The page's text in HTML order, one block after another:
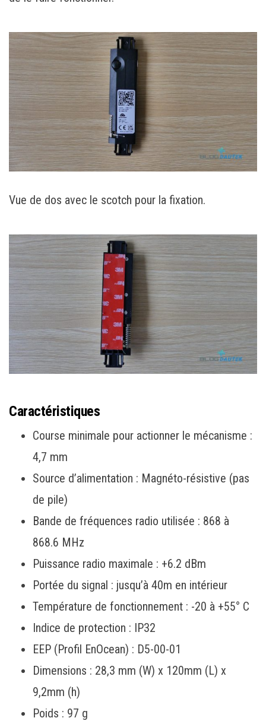
Vue de dos avec le scotch pour la fixation.
Caractéristiques
Course minimale pour actionner le mécanisme :
4,7 mm
Source d’alimentation : Magnéto-résistive (pas
de pile)
Bande de fréquences radio utilisée : 868 à
868.6 MHz
Puissance radio maximale : +6.2 dBm
Portée du signal : jusqu’à 40m en intérieur
Température de fonctionnement : -20 à +55° C
Indice de protection : IP32
EEP (Profil EnOcean) : D5-00-01
Dimensions : 28,3 mm (W) x 120mm (L) x
9,2mm (h)
Poids : 97 g